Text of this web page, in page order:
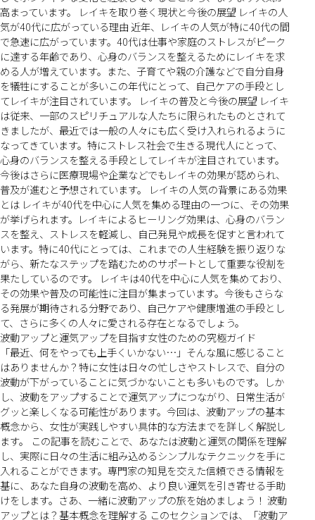
高まっています。 レイキを取り巻く現状と今後の展望 レイキの人
気が40代に広がっている理由 近年、レイキの人気が特に40代の間
で急速に広がっています。40代は仕事や家庭のストレスがピーク
に達する年齢であり、心身のバランスを整えるためにレイキを求
める人が増えています。また、子育てや親の介護などで自分自身
を犠牲にすることが多いこの年代にとって、自己ケアの手段とし
てレイキが注目されています。 レイキの普及と今後の展望 レイキ
は従来、一部のスピリチュアルな人たちに限られたものとされて
きましたが、最近では一般の人々にも広く受け入れられるように
なってきています。特にストレス社会で生きる現代人にとって、
心身のバランスを整える手段としてレイキが注目されています。
今後はさらに医療現場や企業などでもレイキの効果が認められ、
普及が進むと予想されています。 レイキの人気の背景にある効果
とは レイキが40代を中心に人気を集める理由の一つに、その効果
が挙げられます。レイキによるヒーリング効果は、心身のバラン
スを整え、ストレスを軽減し、自己発見や成長を促すと言われて
います。特に40代にとっては、これまでの人生経験を振り返りな
がら、新たなステップを踏むためのサポートとして重要な役割を
果たしているのです。 レイキは40代を中心に人気を集めており、
その効果や普及の可能性に注目が集まっています。今後もさらな
る発展が期待される分野であり、自己ケアや健康増進の手段とし
て、さらに多くの人々に愛される存在となるでしょう。
波動アップと運気アップを目指す女性のための究極ガイド
「最近、何をやっても上手くいかない…」そんな風に感じること
はありませんか？特に女性は日々の忙しさやストレスで、自分の
波動が下がっていることに気づかないことも多いものです。しか
し、波動をアップすることで運気アップにつながり、日常生活が
グッと楽しくなる可能性があります。今回は、波動アップの基本
概念から、女性が実践しやすい具体的な方法までを詳しく解説し
ます。 この記事を読むことで、あなたは波動と運気の関係を理解
し、実際に日々の生活に組み込めるシンプルなテクニックを手に
入れることができます。専門家の知見を交えた信頼できる情報を
基に、あなた自身の波動を高め、より良い運気を引き寄せる手助
けをします。さあ、一緒に波動アップの旅を始めましょう！ 波動
アップとは？基本概念を理解する このセクションでは、「波動ア